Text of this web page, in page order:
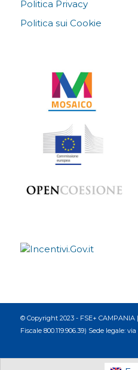
Politica Privacy
Politica sui Cookie
© Copyright 2023 - FSE+
Fiscale 800.119.906.39) Sede legale: